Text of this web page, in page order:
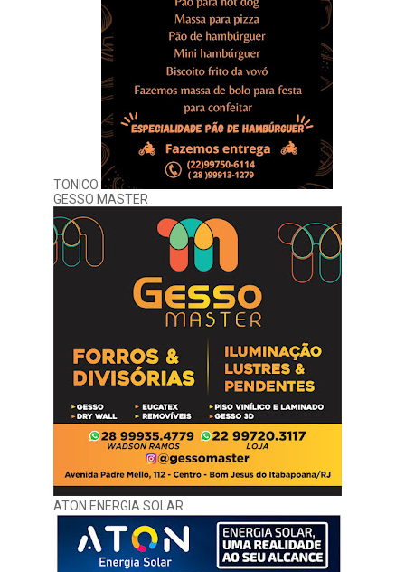
TONICO
GESSO MASTER
ATON ENERGIA SOLAR